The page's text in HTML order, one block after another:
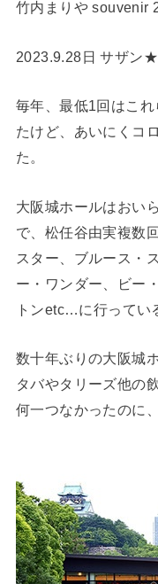
竹内まりや souvenir
2023.9.28日 サザン
毎年、最低1回はこ
たけど、あいにくコ
た。
大阪城ホールはおい
で、松任谷由実複数
スター、ブルース・
ー・ワンダー、ビー
トンetc…に行ってい
数十年ぶりの大阪城
タバやタリーズ他の
何一つなかったのに